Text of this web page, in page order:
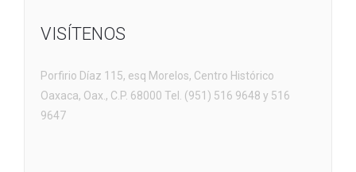
VISÍTENOS
Porfirio Díaz 115, esq Morelos, Centro Histórico
Oaxaca, Oax., C.P. 68000 Tel. (951) 516 9648 y 516
9647